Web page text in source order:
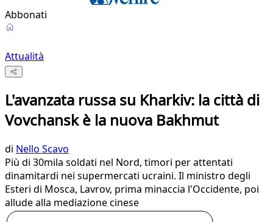
Abbonati
Attualità
L'avanzata russa su Kharkiv: la città di
Vovchansk è la nuova Bakhmut
di Nello Scavo
Più di 30mila soldati nel Nord, timori per attentati
dinamitardi nei supermercati ucraini. Il ministro degli
Esteri di Mosca, Lavrov, prima minaccia l'Occidente, poi
allude alla mediazione cinese